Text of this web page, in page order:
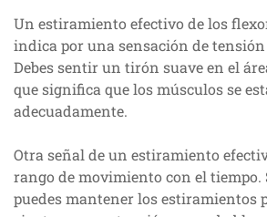
Un estiramiento efectivo de los
indica por una sensación de tensión
Debes sentir un tirón suave en el
que significa que los músculos se
adecuadamente.
Otra señal de un estiramiento
rango de movimiento con el tiempo.
puedes mantener los estiramientos